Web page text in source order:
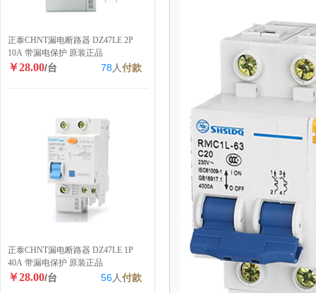
正泰CHNT漏电断路器 DZ47LE 2P
10A 带漏电保护 原装正品
￥28.00/台 78 人付款
正泰CHNT漏电断路器 DZ47LE 1P
40A 带漏电保护 原装正品
￥28.00/台 56人付款